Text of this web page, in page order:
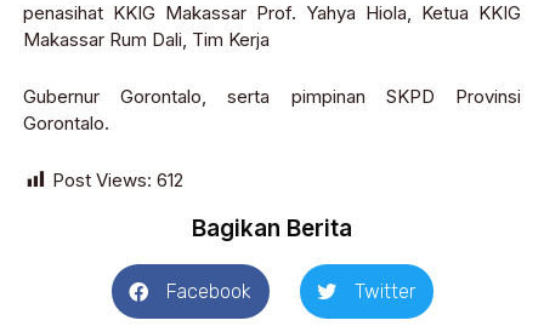
penasihat KKIG Makassar Prof. Yahya Hiola, Ketua KKIG
Makassar Rum Dali, Tim Kerja
Gubernur Gorontalo, serta pimpinan SKPD Provinsi
Gorontalo.
Post Views: 612
Bagikan Berita
Facebook Twitter